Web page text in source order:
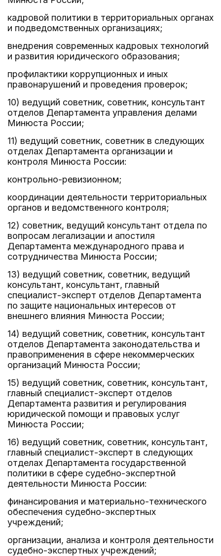
кадровой политики в территориальных органах
и подведомственных организациях;
внедрения современных кадровых технологий
и развития юридического образования;
профилактики коррупционных и иных
правонарушений и проведения проверок;
10) ведущий советник, советник, консультант
отделов Департамента управления делами
Минюста России;
11) ведущий советник, советник в следующих
отделах Департамента организации и
контроля Минюста России:
контрольно-ревизионном;
координации деятельности территориальных
органов и ведомственного контроля;
12) советник, ведущий консультант отдела по
вопросам легализации и апостиля
Департамента международного права и
сотрудничества Минюста России;
13) ведущий советник, советник, ведущий
консультант, консультант, главный
специалист-эксперт отделов Департамента
по защите национальных интересов от
внешнего влияния Минюста России;
14) ведущий советник, советник, консультант
отделов Департамента законодательства и
правоприменения в сфере некоммерческих
организаций Минюста России;
15) ведущий советник, советник, консультант,
главный специалист-эксперт отделов
Департамента развития и регулирования
юридической помощи и правовых услуг
Минюста России;
16) ведущий советник, советник, консультант,
главный специалист-эксперт в следующих
отделах Департамента государственной
политики в сфере судебно-экспертной
деятельности Минюста России:
финансирования и материально-технического
обеспечения судебно-экспертных
учреждений;
организации, анализа и контроля деятельности
судебно-экспертных учреждений;